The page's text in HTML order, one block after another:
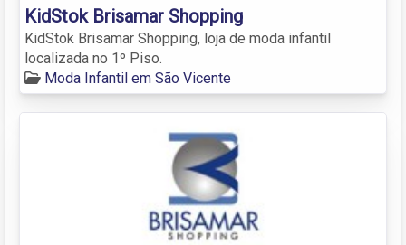
KidStok Brisamar Shopping
KidStok Brisamar Shopping, loja de moda infantil
localizada no 1º Piso.
Moda Infantil em São Vicente